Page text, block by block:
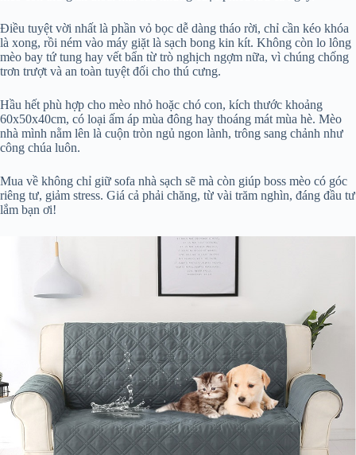
Điều tuyệt vời nhất là phần vỏ bọc dễ dàng tháo rời, chỉ cần kéo khóa
là xong, rồi ném vào máy giặt là sạch bong kin kít. Không còn lo lông
mèo bay tứ tung hay vết bẩn từ trò nghịch ngợm nữa, vì chúng chống
trơn trượt và an toàn tuyệt đối cho thú cưng.
Hầu hết phù hợp cho mèo nhỏ hoặc chó con, kích thước khoảng
60x50x40cm, có loại ấm áp mùa đông hay thoáng mát mùa hè. Mèo
nhà mình nằm lên là cuộn tròn ngủ ngon lành, trông sang chảnh như
công chúa luôn.
Mua về không chỉ giữ sofa nhà sạch sẽ mà còn giúp boss mèo có góc
riêng tư, giảm stress. Giá cả phải chăng, từ vài trăm nghìn, đáng đầu tư
lắm bạn ơi!